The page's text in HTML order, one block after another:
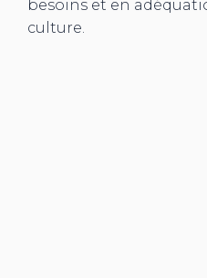
besoins et en
culture.